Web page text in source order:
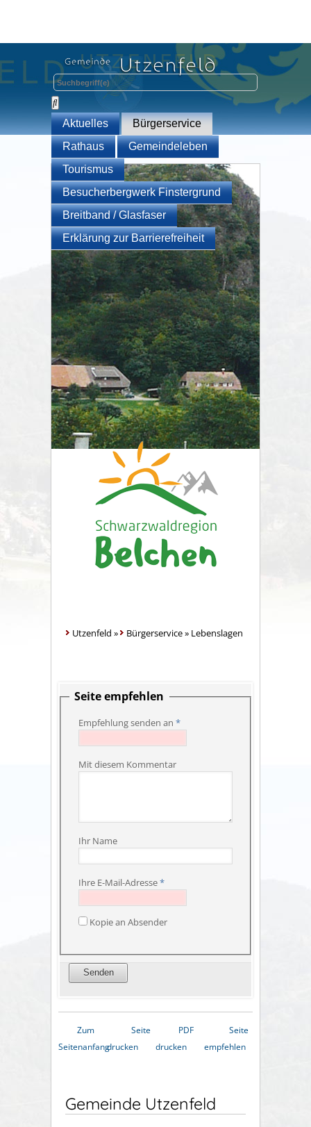
Aktuelles
Bürgerservice
Rathaus
Gemeindeleben
Tourismus
Besucherbergwerk Finstergrund
Breitband / Glasfaser
Erklärung zur Barrierefreiheit
Utzenfeld » Bürgerservice» Lebenslagen
Seite empfehlen
Empfehlung senden an *
Mit diesem Kommentar
Ihr Name
Ihre E-Mail-Adresse*
Kopie an Absender
Zum
Seitenanfang
Seite
drucken
PDF
drucken
Seite
empfehlen
Gemeinde Utzenfeld